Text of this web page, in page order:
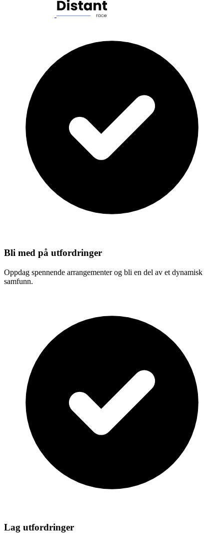
Bli med på utfordringer
Oppdag spennende arrangementer og bli en del av et dynamisk
samfunn.
Lag utfordringer